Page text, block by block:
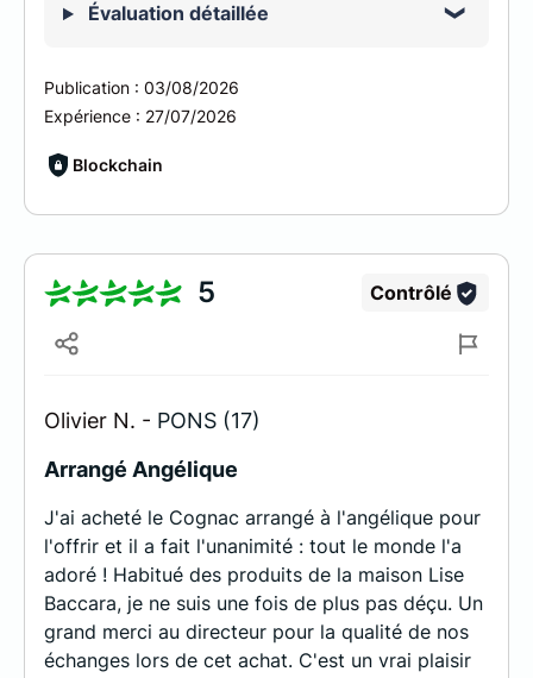
Évaluation détaillée
Publication : 03/08/2026
Expérience : 27/07/2026
Blockchain
5 Contrôlé
Olivier N. - PONS (17)
Arrangé Angélique
J'ai acheté le Cognac arrangé à l'angélique pour
l'offrir et il a fait l'unanimité : tout le monde l'a
adoré ! Habitué des produits de la maison Lise
Baccara, je ne suis une fois de plus pas déçu. Un
grand merci au directeur pour la qualité de nos
échanges lors de cet achat. C'est un vrai plaisir